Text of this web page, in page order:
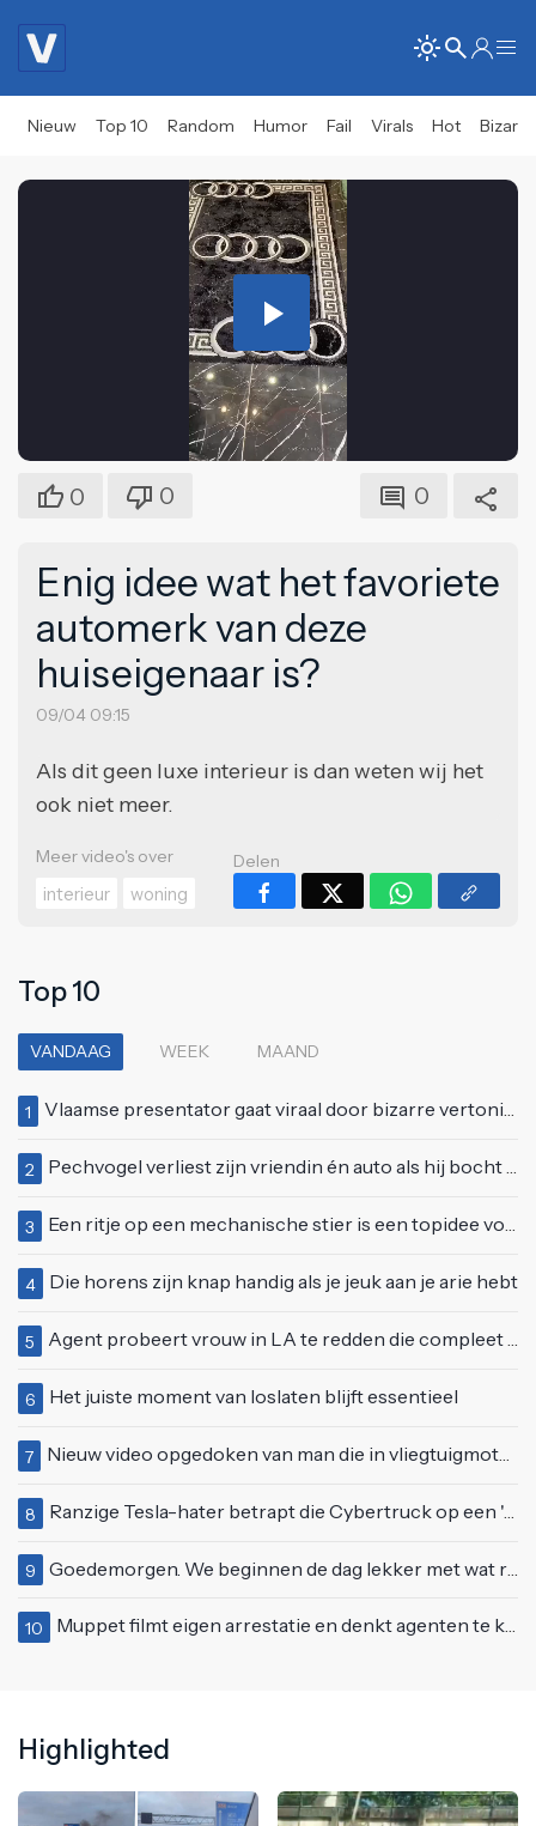
Nieuw Top 10 Random Humor Fail Virals Hot Bizar
Play
Video
0 0 0
Enig idee wat het favoriete
automerk van deze
huiseigenaar is?
09/04 09:15
Als dit geen luxe interieur is dan weten wij het
ook niet meer.
Meer video's over
interieur
woning
Delen
Top 10
VANDAAG WEEK MAAND
1 Vlaamse presentator gaat viraal door bizarre vertoning op live televisie: "Helemaal stijf van de bloem"
2 Pechvogel verliest zijn vriendin én auto als hij bocht te scherp neemt
3 Een ritje op een mechanische stier is een topidee voor een eerste date
4 Die horens zijn knap handig als je jeuk aan je arie hebt
5 Agent probeert vrouw in LA te redden die compleet van het padje is
6 Het juiste moment van loslaten blijft essentieel
7 Nieuw video opgedoken van man die in vliegtuigmotor springt op vliegveld Milaan
8 Ranzige Tesla-hater betrapt die Cybertruck op een 'speciale bruine coating' trakteert
9 Goedemorgen. We beginnen de dag lekker met wat rek- en strekoefeningen
10 Muppet filmt eigen arrestatie en denkt agenten te kunnen laten schorsen: "Jullie krijgen maandje vakantie"
Highlighted